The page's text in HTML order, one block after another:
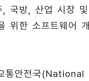
, 국방, 산업 시장
위한 소프트웨어
통안전국(National